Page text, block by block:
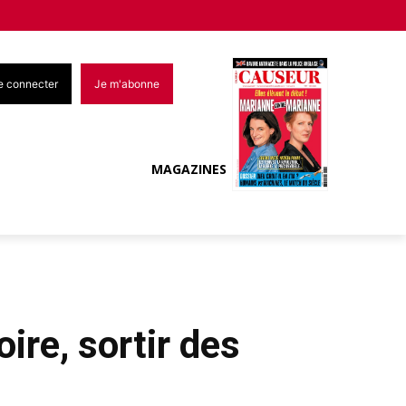
connecter Je m'abonne
MAGAZINES
sortir des